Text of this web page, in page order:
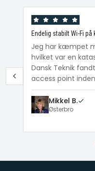
Endelig stabilt Wi-Fi på
Jeg har kæmpet
hvilket var en
Dansk Teknik
access point
Mikkel B.
Østerbro